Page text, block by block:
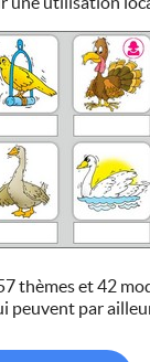
thèmes et 42
peuvent par